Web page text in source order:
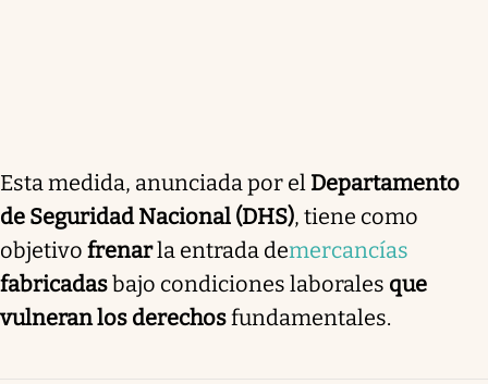
Esta medida, anunciada por el Departamento
de Seguridad Nacional (DHS), tiene como
objetivo frenarla entrada demercancías
fabricadasbajo condiciones laborales que
vulneran los derechosfundamentales.